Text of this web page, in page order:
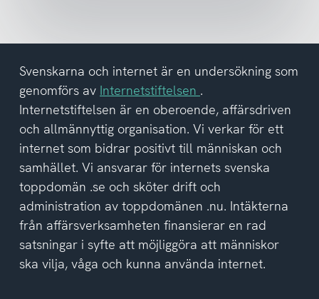
del
av
integritetspolicyn
Svenskarna och internet är en undersökning som
genomförs av Internetstiftelsen .
Internetstiftelsen är en oberoende, affärsdriven
och allmännyttig organisation. Vi verkar för ett
internet som bidrar positivt till människan och
samhället. Vi ansvarar för internets svenska
toppdomän .se och sköter drift och
administration av toppdomänen .nu. Intäkterna
från affärsverksamheten finansierar en rad
satsningar i syfte att möjliggöra att människor
ska vilja, våga och kunna använda internet.